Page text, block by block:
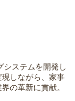
システムを開発し
しながら、家事
の革新に貢献。